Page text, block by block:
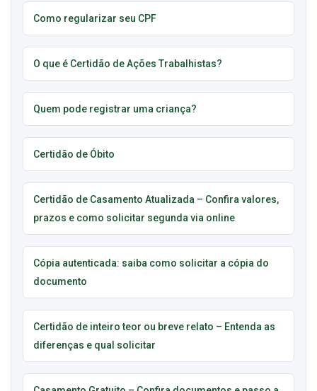
Como regularizar seu CPF
O que é Certidão de Ações Trabalhistas?
Quem pode registrar uma criança?
Certidão de Óbito
Certidão de Casamento Atualizada – Confira valores,
prazos e como solicitar segunda via online
Cópia autenticada: saiba como solicitar a cópia do
documento
Certidão de inteiro teor ou breve relato – Entenda as
diferenças e qual solicitar